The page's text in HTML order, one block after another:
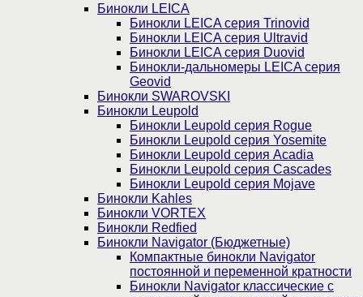
Бинокли LEICA
Бинокли LEICA серия Trinovid
Бинокли LEICA серия Ultravid
Бинокли LEICA серия Duovid
Бинокли-дальномеры LEICA серия
Geovid
Бинокли SWAROVSKI
Бинокли Leupold
Бинокли Leupold серия Rogue
Бинокли Leupold серия Yosemite
Бинокли Leupold серия Acadia
Бинокли Leupold серия Cascades
Бинокли Leupold серия Mojave
Бинокли Kahles
Бинокли VORTEX
Бинокли Redfied
Бинокли Navigator (Бюджетные)
Компактные бинокли Navigator
постоянной и переменной кратности
Бинокли Navigator классические с